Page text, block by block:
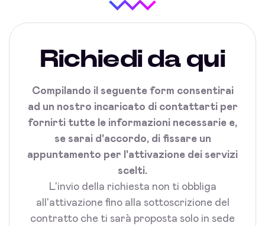
Richiedi da qui
Compilando il seguente form consentirai
ad un nostro incaricato di contattarti per
fornirti tutte le informazioni necessarie e,
se sarai d'accordo, di fissare un
appuntamento per l'attivazione dei servizi
scelti.
L'invio della richiesta non ti obbliga
all'attivazione fino alla sottoscrizione del
contratto che ti sarà proposta solo in sede